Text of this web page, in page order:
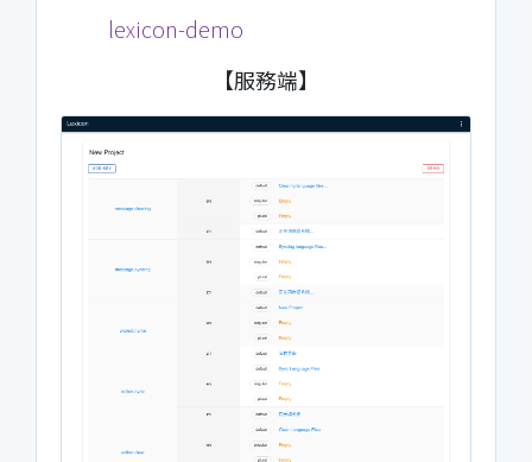
lexicon-demo
【服務端】